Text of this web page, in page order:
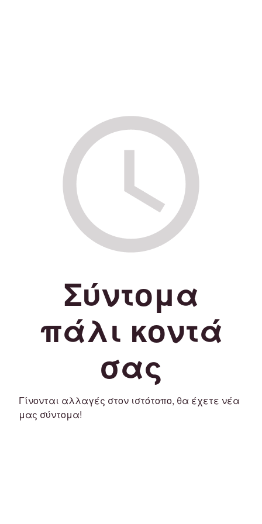
Σύντομα
πάλι κοντά
σας
Γίνονται αλλαγές στον ιστότοπο, θα έχετε νέα
μας σύντομα!